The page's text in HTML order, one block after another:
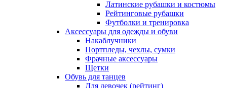
Латинские рубашки и костюмы
Рейтинговые рубашки
Футболки и тренировка
Аксессуары для одежды и обуви
Накаблучники
Портпледы, чехлы, сумки
Фрачные аксессуары
Щетки
Обувь для танцев
Для девочек (рейтинг)